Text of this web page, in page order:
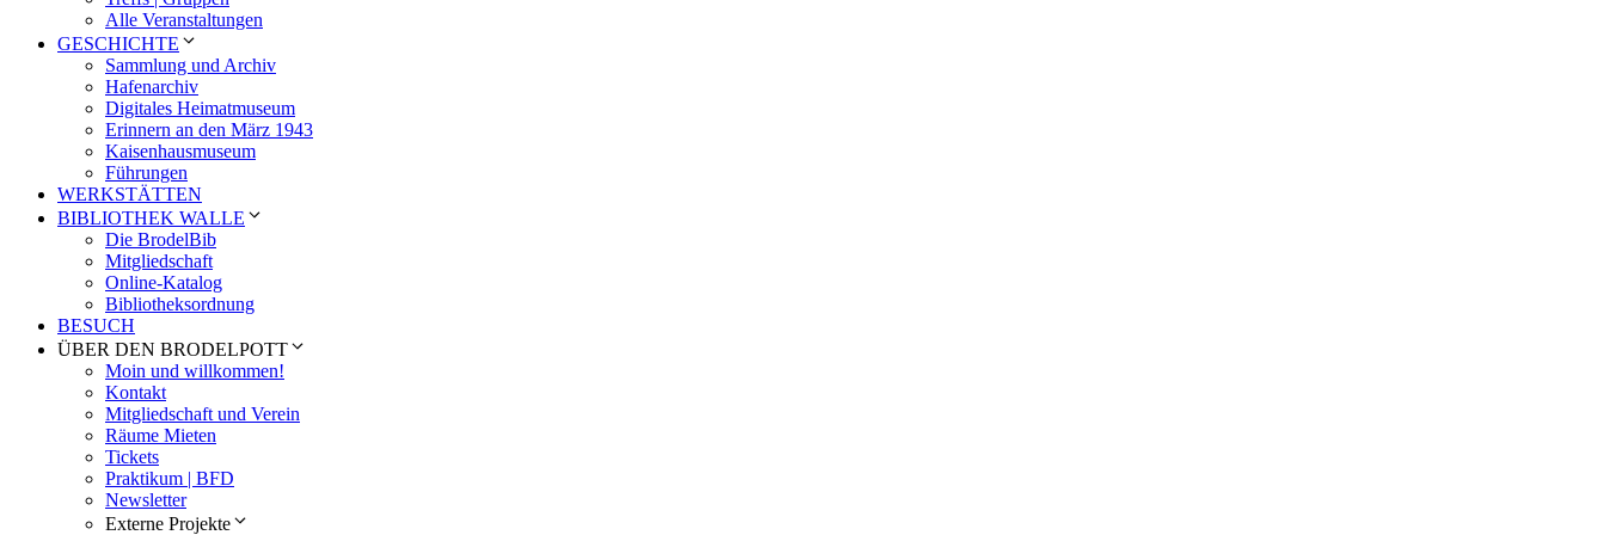
Alle Veranstaltungen
GESCHICHTE
Sammlung und Archiv
Hafenarchiv
Digitales Heimatmuseum
Erinnern an den März 1943
Kaisenhausmuseum
Führungen
WERKSTÄTTEN
BIBLIOTHEK WALLE
Die BrodelBib
Mitgliedschaft
Online-Katalog
Bibliotheksordnung
BESUCH
ÜBER DEN BRODELPOTT
Moin und willkommen!
Kontakt
Mitgliedschaft und Verein
Räume Mieten
Tickets
Praktikum | BFD
Newsletter
Externe Projekte